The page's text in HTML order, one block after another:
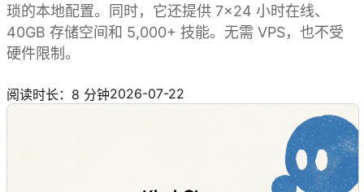
琐的本地配置。同时，它还提供 7×24 小时在线、
40GB 存储空间和 5,000+ 技能。无需 VPS，也不受
硬件限制。
阅读时长：8 分钟2026-07-22